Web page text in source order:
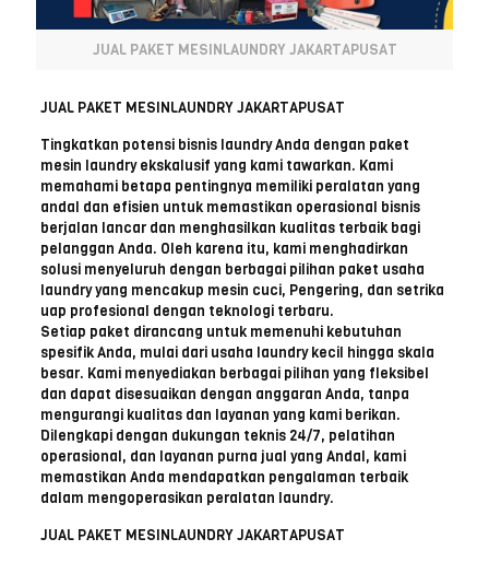
JUAL PAKET MESINLAUNDRY JAKARTAPUSAT
JUAL PAKET MESINLAUNDRY JAKARTAPUSAT
Tingkatkan potensi bisnis laundry Anda dengan paket
mesin laundry ekskalusif yang kami tawarkan. Kami
memahami betapa pentingnya memiliki peralatan yang
andal dan efisien untuk memastikan operasional bisnis
berjalan lancar dan menghasilkan kualitas terbaik bagi
pelanggan Anda. Oleh karena itu, kami menghadirkan
solusi menyeluruh dengan berbagai pilihan paket usaha
laundry yang mencakup mesin cuci, Pengering, dan setrika
uap profesional dengan teknologi terbaru.
Setiap paket dirancang untuk memenuhi kebutuhan
spesifik Anda, mulai dari usaha laundry kecil hingga skala
besar. Kami menyediakan berbagai pilihan yang fleksibel
dan dapat disesuaikan dengan anggaran Anda, tanpa
mengurangi kualitas dan layanan yang kami berikan.
Dilengkapi dengan dukungan teknis 24/7, pelatihan
operasional, dan layanan purna jual yang Andal, kami
memastikan Anda mendapatkan pengalaman terbaik
dalam mengoperasikan peralatan laundry.
JUAL PAKET MESINLAUNDRY JAKARTAPUSAT